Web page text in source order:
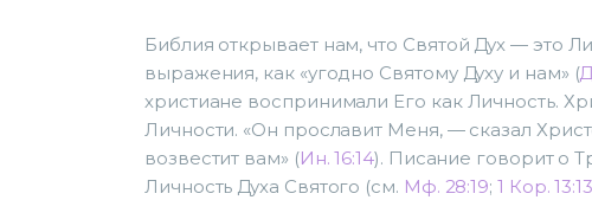
Библия открывает нам, что Святой Дух — это
выражения, как «угодно Святому Духу и нам» (
христиане воспринимали Его как Личность.
Личности. «Он прославит Меня, — сказал
возвестит вам» (Ин. 16:14). Писание говорит о
Личность Духа Святого (см. Мф. 28:19; 1 Кор.